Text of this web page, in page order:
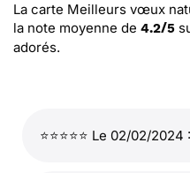
La carte Meilleurs vœux
la note moyenne de 4.2/5
adorés.
⭐⭐⭐⭐⭐ Le 02/02/